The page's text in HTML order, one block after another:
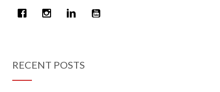
RECENT POSTS